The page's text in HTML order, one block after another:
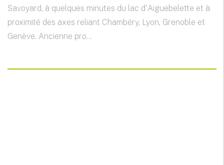
Savoyard, à quelques minutes du lac d'Aiguebelette et à
proximité des axes reliant Chambéry, Lyon, Grenoble et
Genève. Ancienne pro...